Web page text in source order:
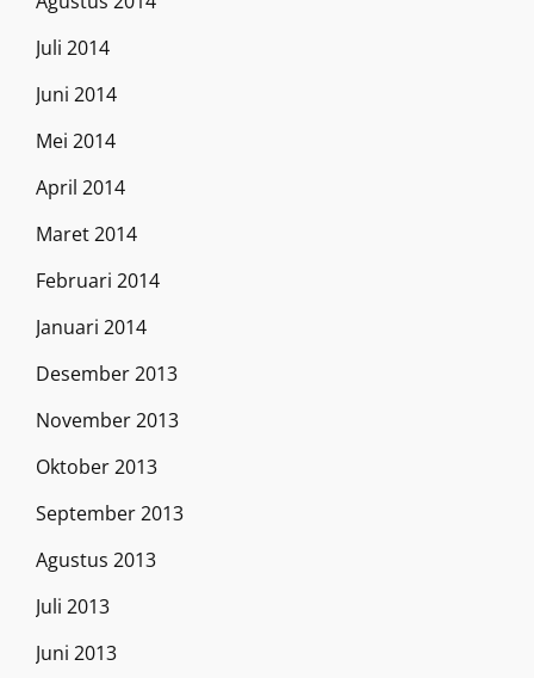
Juli 2014
Juni 2014
Mei 2014
April 2014
Maret 2014
Februari 2014
Januari 2014
Desember 2013
November 2013
Oktober 2013
September 2013
Agustus 2013
Juli 2013
Juni 2013